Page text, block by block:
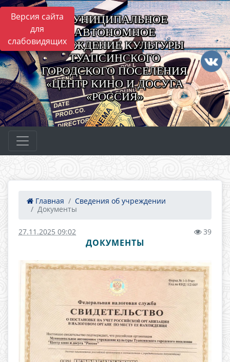
Версия сайта
для
слабовидящих
МУНИЦИПАЛЬНОЕ
АВТОНОМНОЕ
УЧРЕЖДЕНИЕ КУЛЬТУРЫ
ТУАПСИНСКОГО
ГОРОДСКОГО ПОСЕЛЕНИЯ
«ЦЕНТР КИНО И ДОСУГА
«РОССИЯ»
Главная
Сведения об учреждении
Документы
27.11.2025 09:02 39
ДОКУМЕНТЫ